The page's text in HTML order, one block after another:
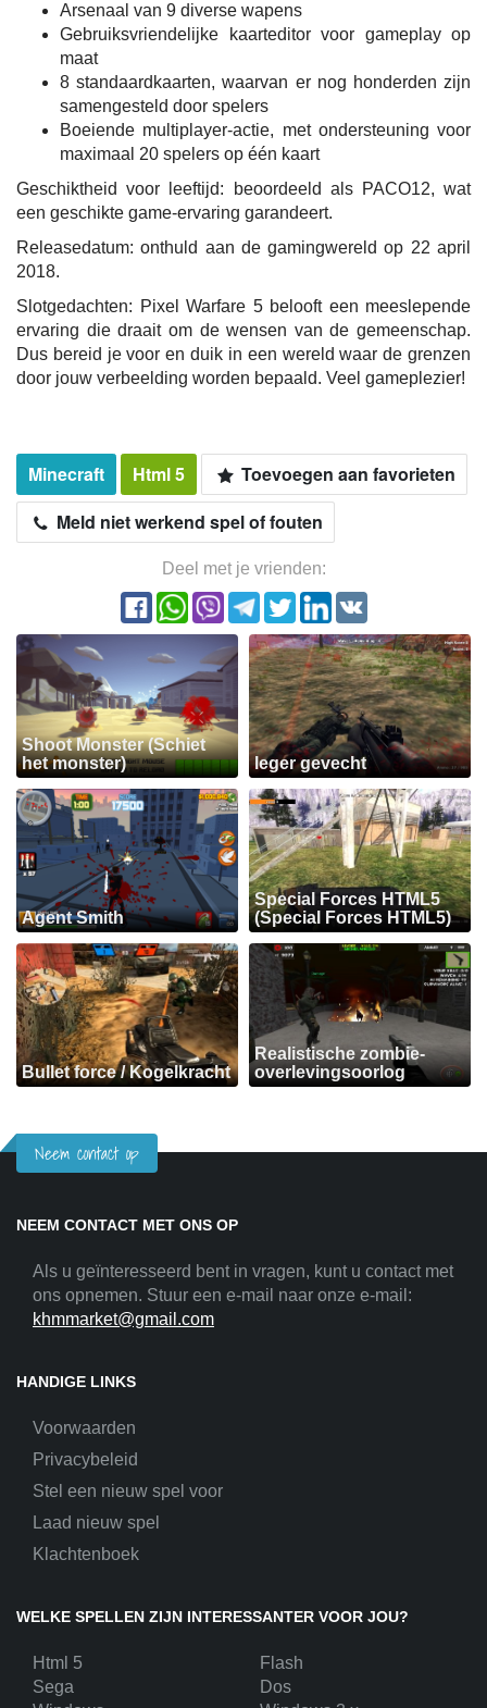
Arsenaal van 9 diverse wapens
Gebruiksvriendelijke kaarteditor voor gameplay op
maat
8 standaardkaarten, waarvan er nog honderden zijn
samengesteld door spelers
Boeiende multiplayer-actie, met ondersteuning voor
maximaal 20 spelers op één kaart
Geschiktheid voor leeftijd: beoordeeld als PACO12, wat
een geschikte game-ervaring garandeert.
Releasedatum: onthuld aan de gamingwereld op 22 april
2018.
Slotgedachten: Pixel Warfare 5 belooft een meeslepende
ervaring die draait om de wensen van de gemeenschap.
Dus bereid je voor en duik in een wereld waar de grenzen
door jouw verbeelding worden bepaald. Veel gameplezier!
Minecraft Html 5
Toevoegen aan favorieten
Meld niet werkend spel of fouten
Deel met je vrienden:
Shoot Monster (Schiet
het monster)
leger gevecht
Agent Smith
Special Forces HTML5
(Special Forces HTML5)
Bullet force / Kogelkracht
Realistische zombie-
overlevingsoorlog
Neem contact op
NEEM CONTACT MET ONS OP
Als u geïnteresseerd bent in vragen, kunt u contact met
ons opnemen. Stuur een e-mail naar onze e-mail:
khmmarket@gmail.com
HANDIGE LINKS
Voorwaarden
Privacybeleid
Stel een nieuw spel voor
Laad nieuw spel
Klachtenboek
WELKE SPELLEN ZIJN INTERESSANTER VOOR JOU?
Html 5
Flash
Sega
Dos